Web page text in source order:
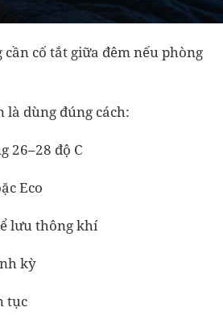
cố tắt giữa đêm nếu phòng
dùng đúng cách:
26–28 độ C
Eco
lưu thông khí
kỳ
tục